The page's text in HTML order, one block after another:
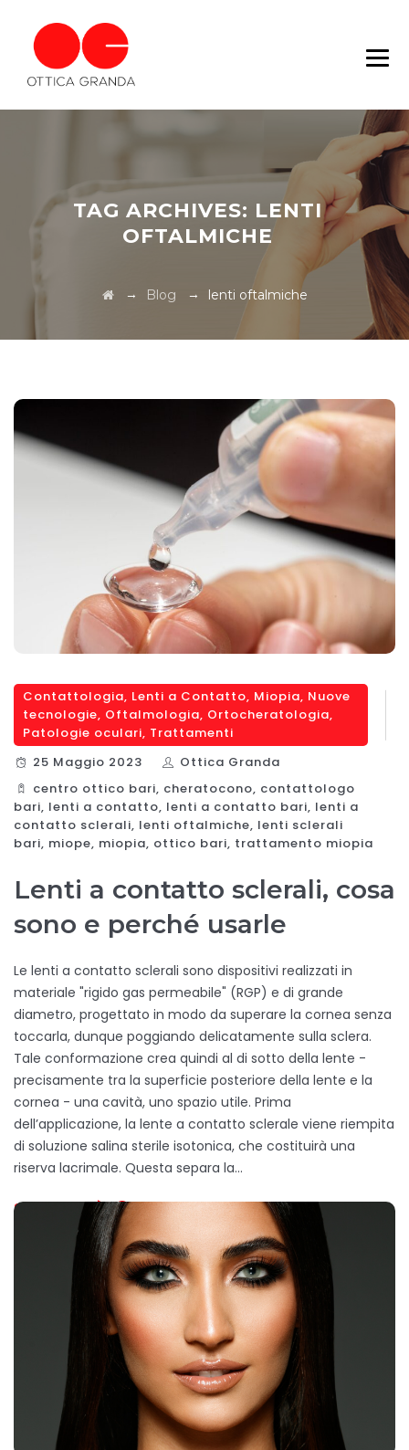
TAG ARCHIVES: LENTI
OFTALMICHE
→ Blog → lenti oftalmiche
Contattologia, Lenti a Contatto, Miopia, Nuove
tecnologie, Oftalmologia, Ortocheratologia,
Patologie oculari, Trattamenti
25 Maggio 2023
Ottica Granda
centro ottico bari, cheratocono, contattologo
bari, lenti a contatto, lenti a contatto bari, lenti a
contatto sclerali, lenti oftalmiche, lenti sclerali
bari, miope, miopia, ottico bari, trattamento miopia
Lenti a contatto sclerali, cosa
sono e perché usarle
Le lenti a contatto sclerali sono dispositivi realizzati in
materiale "rigido gas permeabile" (RGP) e di grande
diametro, progettato in modo da superare la cornea senza
toccarla, dunque poggiando delicatamente sulla sclera.
Tale conformazione crea quindi al di sotto della lente -
precisamente tra la superficie posteriore della lente e la
cornea - una cavità, uno spazio utile. Prima
dell’applicazione, la lente a contatto sclerale viene riempita
di soluzione salina sterile isotonica, che costituirà una
riserva lacrimale. Questa separa la…
SCOPRI DI PIÙ